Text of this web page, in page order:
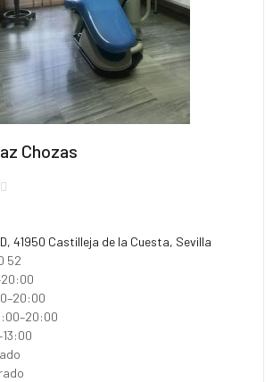
Chozas

41950 Castilleja de la Cuesta, Sevilla
52